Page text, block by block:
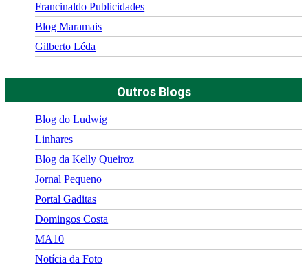
Francinaldo Publicidades
Blog Maramais
Gilberto Léda
Outros Blogs
Blog do Ludwig
Linhares
Blog da Kelly Queiroz
Jornal Pequeno
Portal Gaditas
Domingos Costa
MA10
Notícia da Foto